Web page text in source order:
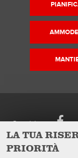
LA TUA
PRIORITÀ
European Headquarters
Seguici su